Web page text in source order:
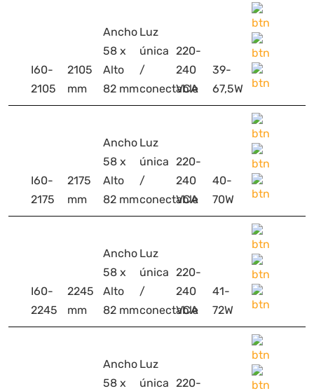
I60-
2105
2105
mm
Ancho
58 x
Alto
82 mm
Luz
única
/
conectable
220-
240
VCA
39-
67,5W
I60-
2175
2175
mm
Ancho
58 x
Alto
82 mm
Luz
única
/
conectable
220-
240
VCA
40-
70W
I60-
2245
2245
mm
Ancho
58 x
Alto
82 mm
Luz
única
/
conectable
220-
240
VCA
41-
72W
Ancho
58 x
Luz
única 220-